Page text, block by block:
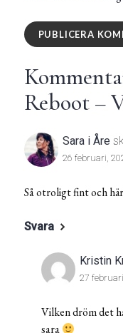
Reboot –
Sara i Åre
26 februari,
Så otroligt fint och
Svara
Kristin
27
Vilken dröm det
sara